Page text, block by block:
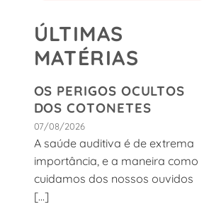
ÚLTIMAS
MATÉRIAS
OS PERIGOS OCULTOS
DOS COTONETES
07/08/2026
A saúde auditiva é de extrema
importância, e a maneira como
cuidamos dos nossos ouvidos
[...]